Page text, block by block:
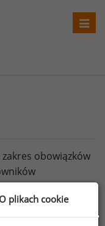
obowiązków
,Stosunek pracy
O plikach cookie